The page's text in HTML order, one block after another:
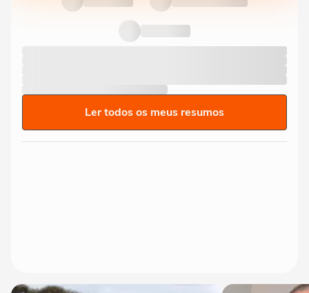
Ler todos os meus resumos